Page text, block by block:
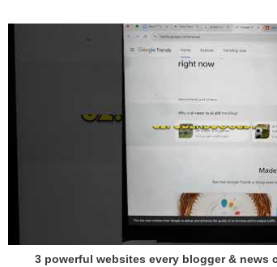
3 powerful websites every blogger & news